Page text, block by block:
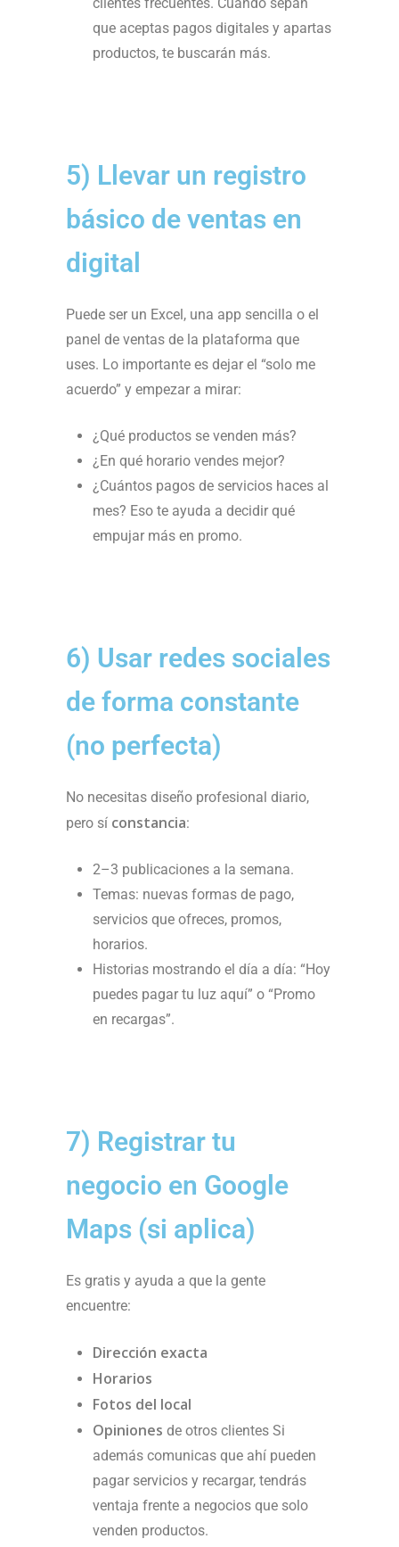
que aceptas pagos digitales y apartas
productos, te buscarán más.
5) Llevar un registro
básico de ventas en
digital
Puede ser un Excel, una app sencilla o el
panel de ventas de la plataforma que
uses. Lo importante es dejar el “solo me
acuerdo” y empezar a mirar:
¿Qué productos se venden más?
¿En qué horario vendes mejor?
¿Cuántos pagos de servicios haces al
mes? Eso te ayuda a decidir qué
empujar más en promo.
6) Usar redes sociales
de forma constante
(no perfecta)
No necesitas diseño profesional diario,
pero sí constancia:
2–3 publicaciones a la semana.
Temas: nuevas formas de pago,
servicios que ofreces, promos,
horarios.
Historias mostrando el día a día: “Hoy
puedes pagar tu luz aquí” o “Promo
en recargas”.
7) Registrar tu
negocio en Google
Maps (si aplica)
Es gratis y ayuda a que la gente
encuentre:
Dirección exacta
Horarios
Fotos del local
Opiniones de otros clientes Si
además comunicas que ahí pueden
pagar servicios y recargar, tendrás
ventaja frente a negocios que solo
venden productos.